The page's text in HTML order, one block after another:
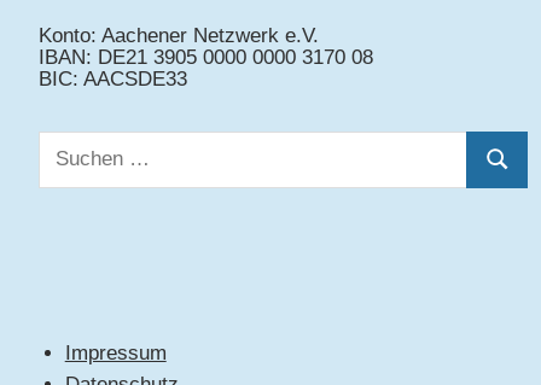
Konto: Aachener Netzwerk e.V.
IBAN: DE21 3905 0000 0000 3170 08
BIC: AACSDE33
Suchen
nach:
Impressum